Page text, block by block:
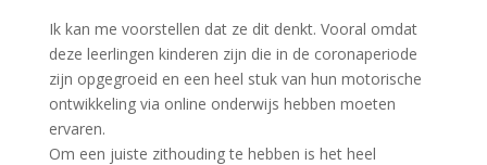
Ik kan me voorstellen dat ze dit denkt. Vooral omdat
deze leerlingen kinderen zijn die in de coronaperiode
zijn opgegroeid en een heel stuk van hun motorische
ontwikkeling via online onderwijs hebben moeten
ervaren.
Om een juiste zithouding te hebben is het heel